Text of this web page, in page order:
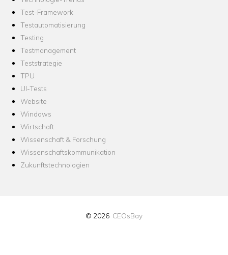
Test-Framework
Testautomatisierung
Testing
Testmanagement
Teststrategie
TPU
UI-Tests
Website
Windows
Wirtschaft
Wissenschaft & Forschung
Wissenschaftskommunikation
Zukunftstechnologien
© 2026 CEOsBay